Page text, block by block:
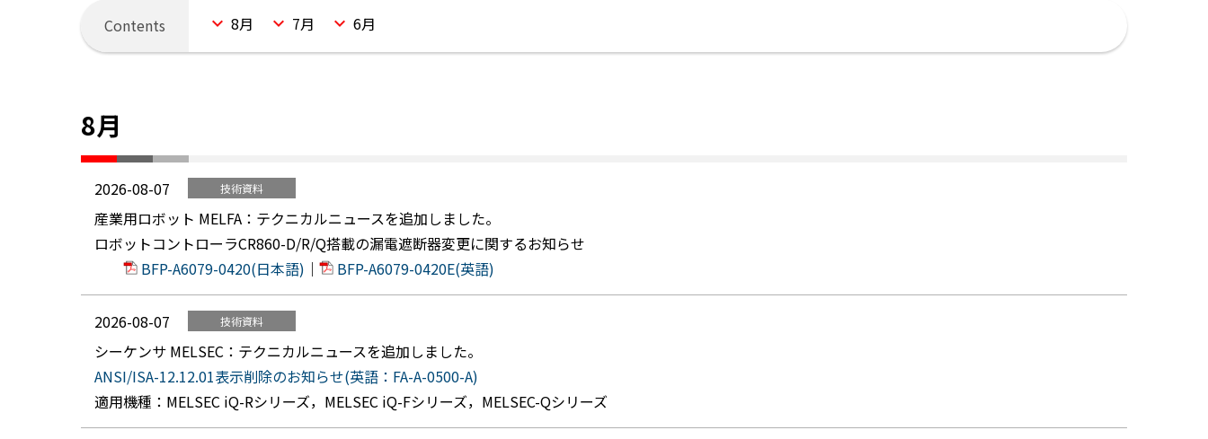
8月 7月 6月
8月
2026-08-07 技術資料
産業用ロボット MELFA：テクニカルニュースを追加しました。
ロボットコントローラCR860-D/R/Q搭載の漏電遮断器変更に関するお知らせ
BFP-A6079-0420(日本語) ｜ BFP-A6079-0420E(英語)
2026-08-07 技術資料
シーケンサ MELSEC：テクニカルニュースを追加しました。
ANSI/ISA-12.12.01表示削除のお知らせ(英語：FA-A-0500-A)
適用機種：MELSEC iQ-Rシリーズ，MELSEC iQ-Fシリーズ，MELSEC-Qシリーズ